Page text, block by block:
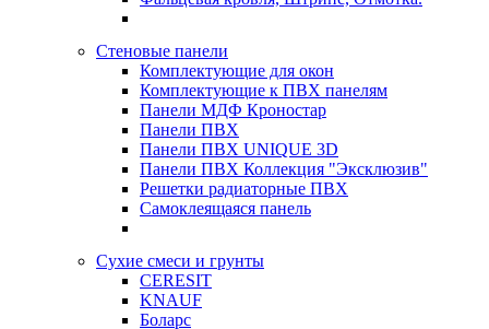
Стеновые панели
Комплектующие для окон
Комплектующие к ПВХ панелям
Панели МДФ Кроностар
Панели ПВХ
Панели ПВХ UNIQUE 3D
Панели ПВХ Коллекция "Эксклюзив"
Решетки радиаторные ПВХ
Самоклеящаяся панель
Сухие смеси и грунты
CERESIT
KNAUF
Боларс